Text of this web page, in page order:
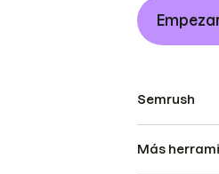
Semrush
Más